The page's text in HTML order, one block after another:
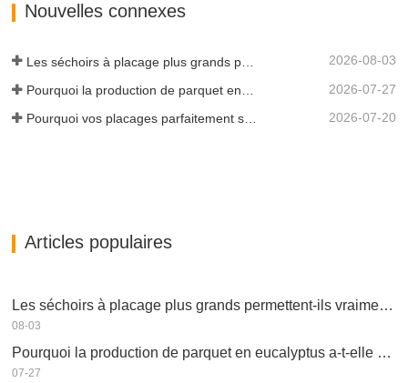
Nouvelles connexes
2026-08-03
2026-07-27
Pourquoi vos placages parfaitement séchés se réhumidifient-ils ? 2026-07-20
Articles populaires
Les séchoirs à placage plus grands permettent-ils vraiment d'économiser de l'argent ?
08-03
Pourquoi la production de parquet en eucalyptus a-t-elle besoin d'un séchoir à placages ?
07-27